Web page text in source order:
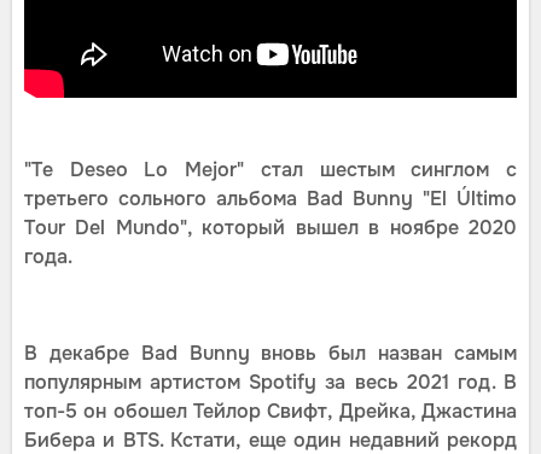
"Te Deseo Lo Mejor" стал шестым синглом с
третьего сольного альбома Bad Bunny "El Último
Tour Del Mundo", который вышел в ноябре 2020
года.
В декабре Bad Bunny вновь был назван самым
популярным артистом Spotify за весь 2021 год. В
топ-5 он обошел Тейлор Свифт, Дрейка, Джастина
Бибера и BTS. Кстати, еще один недавний рекорд